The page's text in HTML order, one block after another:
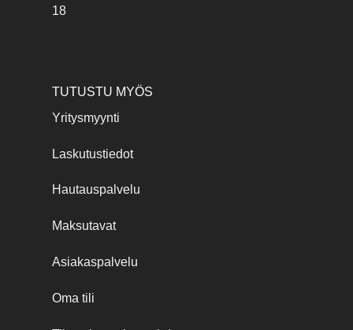
18
TUTUSTU MYÖS
Yritysmyynti
Laskutustiedot
Hautauspalvelu
Maksutavat
Asiakaspalvelu
Oma tili